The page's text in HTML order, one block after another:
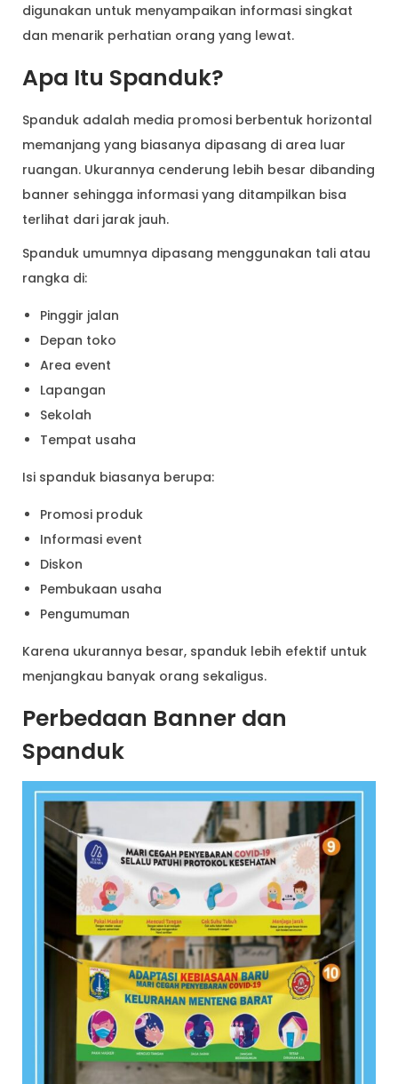
digunakan untuk menyampaikan informasi singkat
dan menarik perhatian orang yang lewat.
Apa Itu Spanduk?
Spanduk adalah media promosi berbentuk horizontal
memanjang yang biasanya dipasang di area luar
ruangan. Ukurannya cenderung lebih besar dibanding
banner sehingga informasi yang ditampilkan bisa
terlihat dari jarak jauh.
Spanduk umumnya dipasang menggunakan tali atau
rangka di:
Pinggir jalan
Depan toko
Area event
Lapangan
Sekolah
Tempat usaha
Isi spanduk biasanya berupa:
Promosi produk
Informasi event
Diskon
Pembukaan usaha
Pengumuman
Karena ukurannya besar, spanduk lebih efektif untuk
menjangkau banyak orang sekaligus.
Perbedaan Banner dan
Spanduk